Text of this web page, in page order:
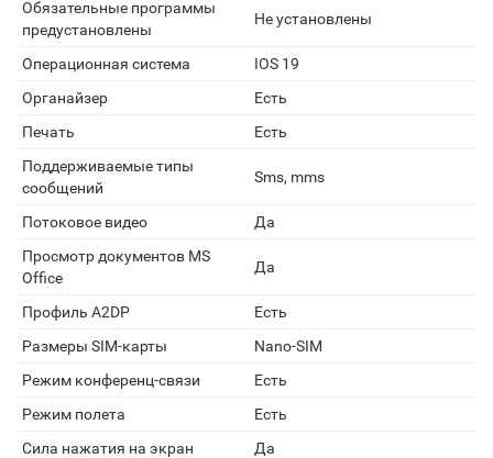
Обязательные программы
предустановлены
Не установлены
Операционная система
IOS 19
Органайзер
Есть
Печать
Есть
Поддерживаемые типы
сообщений
Sms, mms
Потоковое видео
Да
Просмотр документов MS
Office
Да
Профиль A2DP
Есть
Размеры SIM-карты
Nano-SIM
Режим конференц-связи
Есть
Режим полета
Есть
Сила нажатия на экран
Да